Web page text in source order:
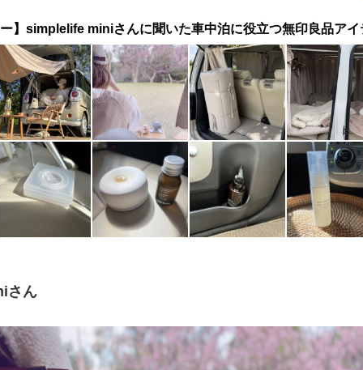
ー】simplelife miniさんに聞いた車中泊に役立つ無印良品アイ
さん